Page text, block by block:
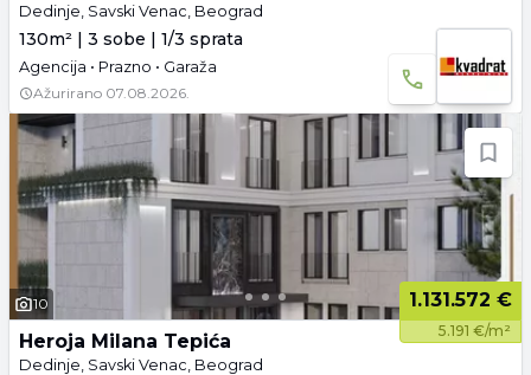
Dedinje, Savski Venac, Beograd
130m² | 3 sobe | 1/3 sprata
Agencija • Prazno • Garaža
Ažurirano 07.08.2026.
10 1.131.572 €
5.191 €/m²
Heroja Milana Tepića
Dedinje, Savski Venac, Beograd